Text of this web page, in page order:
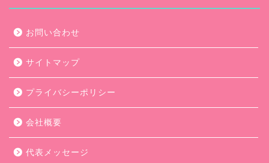
お問い合わせ
サイトマップ
プライバシーポリシー
会社概要
代表メッセージ